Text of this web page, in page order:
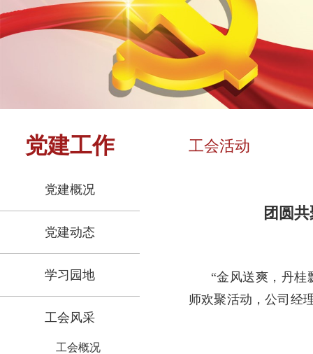
党建工作
党建概况
党建动态
学习园地
工会风采
工会概况
工会活动
团圆
“金风送爽，丹桂
师欢聚活动，公司经